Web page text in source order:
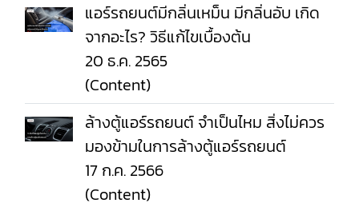
แอร์รถยนต์มีกลิ่นเหม็น มีกลิ่นอับ เกิด
จากอะไร? วิธีแก้ไขเบื้องต้น
20 ธ.ค. 2565
(Content)
ล้างตู้แอร์รถยนต์ จําเป็นไหม สิ่งไม่ควร
มองข้ามในการล้างตู้แอร์รถยนต์
17 ก.ค. 2566
(Content)